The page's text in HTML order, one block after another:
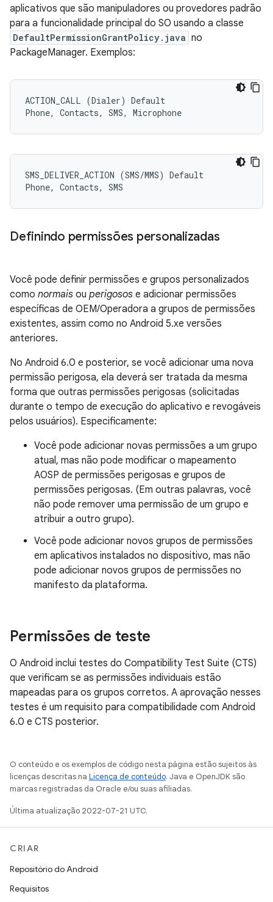
aplicativos que são manipuladores ou provedores padrão
para a funcionalidade principal do SO usando a classe
DefaultPermissionGrantPolicy.java no
PackageManager. Exemplos:
ACTION_CALL (Dialer) Default
SMS_DELIVER_ACTION (SMS/MMS) Default
Definindo permissões personalizadas
Você pode definir permissões e grupos personalizados
como normais ou perigosos e adicionar permissões
específicas de OEM/Operadora a grupos de permissões
existentes, assim como no Android 5.xe versões
anteriores.
No Android 6.0 e posterior, se você adicionar uma nova
permissão perigosa, ela deverá ser tratada da mesma
forma que outras permissões perigosas (solicitadas
durante o tempo de execução do aplicativo e revogáveis ​​
pelos usuários). Especificamente:
Você pode adicionar novas permissões a um grupo
atual, mas não pode modificar o mapeamento
AOSP de permissões perigosas e grupos de
permissões perigosas. (Em outras palavras, você
não pode remover uma permissão de um grupo e
atribuir a outro grupo).
Você pode adicionar novos grupos de permissões
em aplicativos instalados no dispositivo, mas não
pode adicionar novos grupos de permissões no
manifesto da plataforma.
Permissões de teste
O Android inclui testes do Compatibility Test Suite (CTS)
que verificam se as permissões individuais estão
mapeadas para os grupos corretos. A aprovação nesses
testes é um requisito para compatibilidade com Android
6.0 e CTS posterior.
O conteúdo e os exemplos de código nesta página estão sujeitos às
licenças descritas na Licença de conteúdo. Java e OpenJDK são
marcas registradas da Oracle e/ou suas afiliadas.
Última atualização 2022-07-21 UTC.
CRIAR
Repositório do Android
Requisitos